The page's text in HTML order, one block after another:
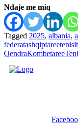
Ndaje me miq
Tagged 2025, albania,
federatashqiptareetenisit